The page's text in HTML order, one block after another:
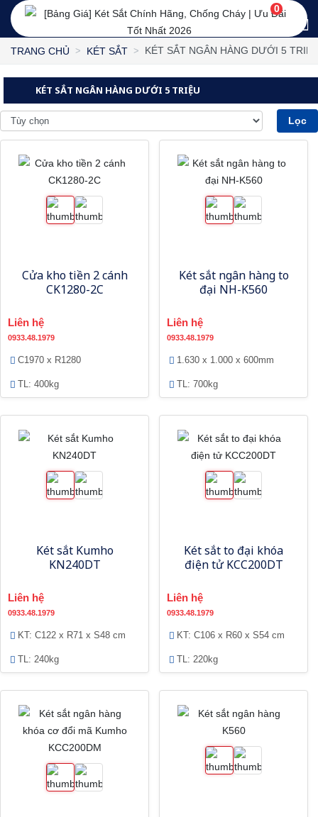
0
TRANG CHỦ KÉT SẮT KÉT SẮT NGÂN HÀNG DƯỚI 5
KÉT SẮT NGÂN HÀNG DƯỚI 5 TRIỆU
Lọc
Cửa kho tiền 2 cánh
CK1280-2C
Liên hệ
0933.48.1979
C1970 x R1280
TL: 400kg
Két sắt ngân hàng to
đại NH-K560
Liên hệ
0933.48.1979
1.630 x 1.000 x 600mm
TL: 700kg
Két sắt Kumho
KN240DT
Liên hệ
0933.48.1979
KT: C122 x R71 x S48 cm
TL: 240kg
Két sắt to đại khóa
điện tử KCC200DT
Liên hệ
0933.48.1979
KT: C106 x R60 x S54 cm
TL: 220kg